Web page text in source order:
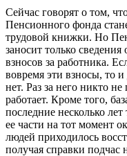
Сейчас говорят о том,
Пенсионного фонда
трудовой книжки. Но
заносит только
взносов за работника.
вовремя эти взносы, то
нет. Раз за него никто
работает. Кроме того,
последние несколько
ее части на тот момент
людей приходилось
получая справки